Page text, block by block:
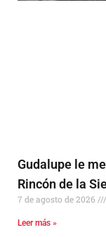
Gudalupe le
Rincón de la
7 de agosto de 2026
Leer más »